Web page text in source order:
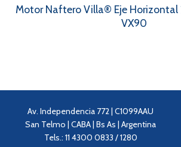
Motor Naftero Villa® Eje Horizontal
VX90
Av. Independencia 772 | C1099AAU
San Telmo | CABA | Bs As | Argentina
Tels.: 11 4300 0833 / 1280